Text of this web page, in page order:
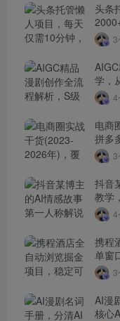
头条
3
学，
4
电商
拼多
人避3
抖音
教学
4
携程
单窗
秘】3
AI漫
核心